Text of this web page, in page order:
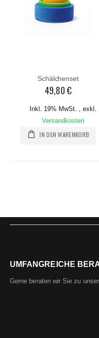
Schälchenset
49,80 €
Inkl. 19% MwSt. , exkl.
Versandkosten
IN DEN WARENKORB
UMFANGREICHE
Gerne beraten wir Sie zu